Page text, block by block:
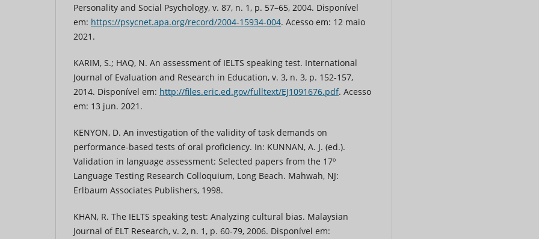
Personality and Social Psychology, v. 87, n. 1, p. 57–65, 2004. Disponível
em: https://psycnet.apa.org/record/2004-15934-004. Acesso em: 12 maio
2021.
KARIM, S.; HAQ, N. An assessment of IELTS speaking test. International
Journal of Evaluation and Research in Education, v. 3, n. 3, p. 152-157,
2014. Disponível em: http://files.eric.ed.gov/fulltext/EJ1091676.pdf. Acesso
em: 13 jun. 2021.
KENYON, D. An investigation of the validity of task demands on
performance-based tests of oral proficiency. In: KUNNAN, A. J. (ed.).
Validation in language assessment: Selected papers from the 17º
Language Testing Research Colloquium, Long Beach. Mahwah, NJ:
Erlbaum Associates Publishers, 1998.
KHAN, R. The IELTS speaking test: Analyzing cultural bias. Malaysian
Journal of ELT Research, v. 2, n. 1, p. 60-79, 2006. Disponível em: